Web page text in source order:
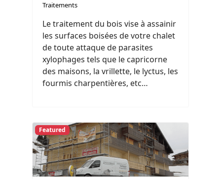
Traitements
Le traitement du bois vise à assainir
les surfaces boisées de votre chalet
de toute attaque de parasites
xylophages tels que le capricorne
des maisons, la vrillette, le lyctus, les
fourmis charpentières, etc…
Featured